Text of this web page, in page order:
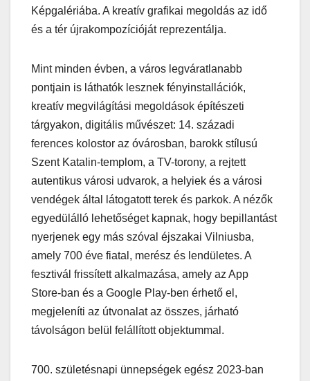
Képgalériába. A kreatív grafikai megoldás az idő
és a tér újrakompozícióját reprezentálja.
Mint minden évben, a város legváratlanabb
pontjain is láthatók lesznek fényinstallációk,
kreatív megvilágítási megoldások építészeti
tárgyakon, digitális művészet: 14. századi
ferences kolostor az óvárosban, barokk stílusú
Szent Katalin-templom, a TV-torony, a rejtett
autentikus városi udvarok, a helyiek és a városi
vendégek által látogatott terek és parkok. A nézők
egyedülálló lehetőséget kapnak, hogy bepillantást
nyerjenek egy más szóval éjszakai Vilniusba,
amely 700 éve fiatal, merész és lendületes. A
fesztivál frissített alkalmazása, amely az App
Store-ban és a Google Play-ben érhető el,
megjeleníti az útvonalat az összes, járható
távolságon belül felállított objektummal.
700. születésnapi ünnepségek egész 2023-ban